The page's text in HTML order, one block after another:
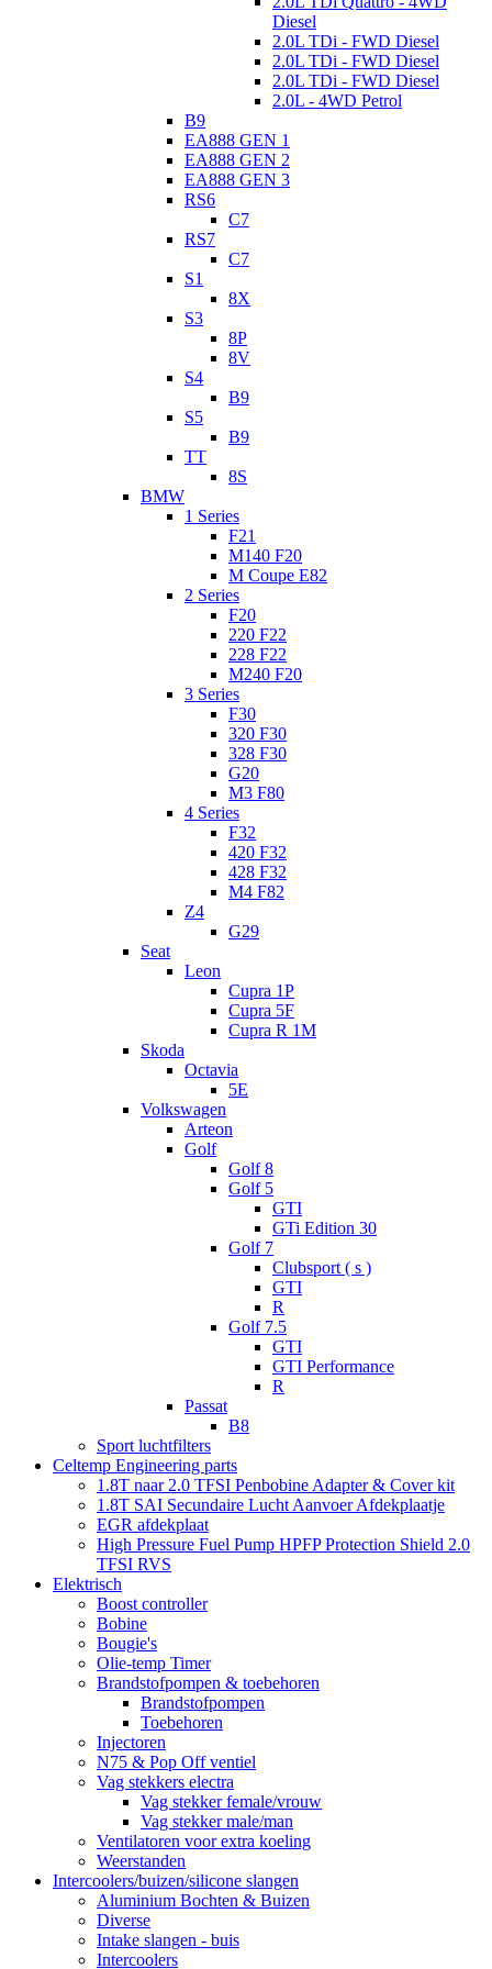
Diesel
2.0L TDi - FWD Diesel
2.0L TDi - FWD Diesel
2.0L TDi - FWD Diesel
2.0L - 4WD Petrol
B9
EA888 GEN 1
EA888 GEN 2
EA888 GEN 3
RS6
C7
RS7
C7
S1
8X
S3
8P
8V
S4
B9
S5
B9
TT
8S
BMW
1 Series
F21
M140 F20
M Coupe E82
2 Series
F20
220 F22
228 F22
M240 F20
3 Series
F30
320 F30
328 F30
G20
M3 F80
4 Series
F32
420 F32
428 F32
M4 F82
Z4
G29
Seat
Leon
Cupra 1P
Cupra 5F
Cupra R 1M
Skoda
Octavia
5E
Volkswagen
Arteon
Golf
Golf 8
Golf 5
GTI
GTi Edition 30
Golf 7
Clubsport ( s )
GTI
R
Golf 7.5
GTI
GTI Performance
R
Passat
B8
Sport luchtfilters
Celtemp Engineering parts
1.8T naar 2.0 TFSI Penbobine Adapter & Cover kit
1.8T SAI Secundaire Lucht Aanvoer Afdekplaatje
EGR afdekplaat
High Pressure Fuel Pump HPFP Protection Shield 2.0
TFSI RVS
Elektrisch
Boost controller
Bobine
Bougie's
Olie-temp Timer
Brandstofpompen & toebehoren
Brandstofpompen
Toebehoren
Injectoren
N75 & Pop Off ventiel
Vag stekkers electra
Vag stekker female/vrouw
Vag stekker male/man
Ventilatoren voor extra koeling
Weerstanden
Intercoolers/buizen/silicone slangen
Aluminium Bochten & Buizen
Diverse
Intake slangen - buis
Intercoolers